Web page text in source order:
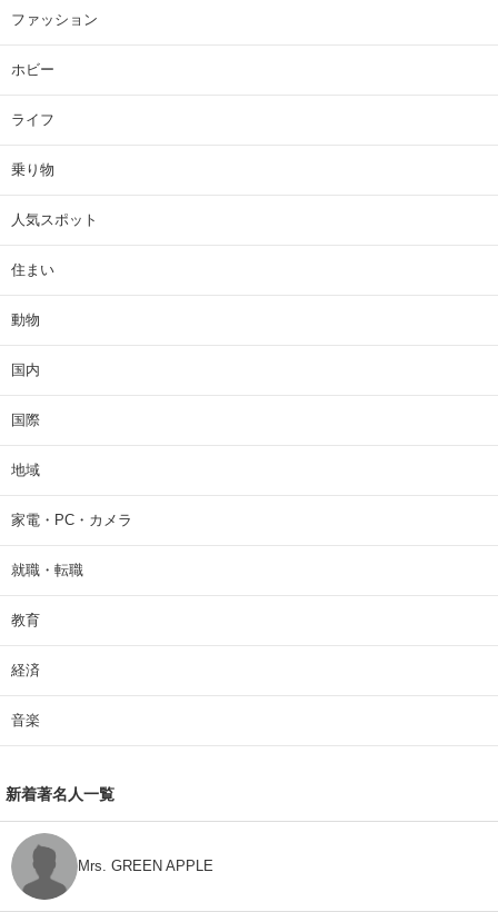
ファッション
ホビー
ライフ
乗り物
人気スポット
住まい
動物
国内
国際
地域
家電・PC・カメラ
就職・転職
教育
経済
音楽
新着著名人一覧
Mrs. GREEN APPLE